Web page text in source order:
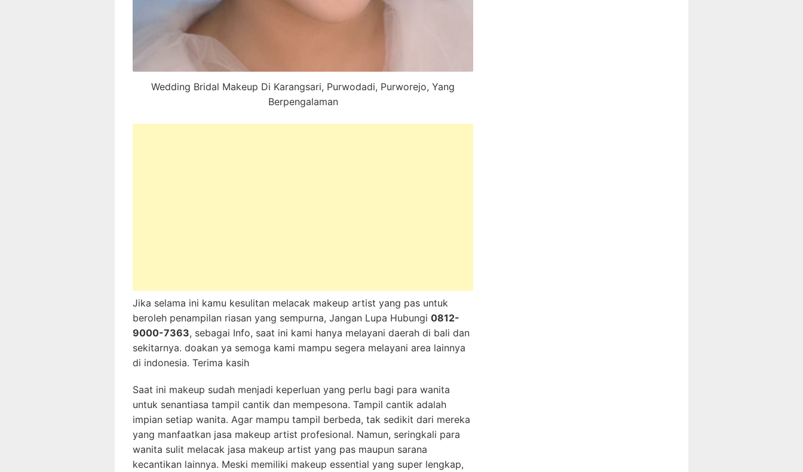
Wedding Bridal Makeup Di Karangsari, Purwodadi, Purworejo, Yang
Berpengalaman
Jika selama ini kamu kesulitan melacak makeup artist yang pas untuk
beroleh penampilan riasan yang sempurna, Jangan Lupa Hubungi 0812-
9000-7363, sebagai Info, saat ini kami hanya melayani daerah di bali dan
sekitarnya. doakan ya semoga kami mampu segera melayani area lainnya
di indonesia. Terima kasih
Saat ini makeup sudah menjadi keperluan yang perlu bagi para wanita
untuk senantiasa tampil cantik dan mempesona. Tampil cantik adalah
impian setiap wanita. Agar mampu tampil berbeda, tak sedikit dari mereka
yang manfaatkan jasa makeup artist profesional. Namun, seringkali para
wanita sulit melacak jasa makeup artist yang pas maupun sarana
kecantikan lainnya. Meski memiliki makeup essential yang super lengkap,